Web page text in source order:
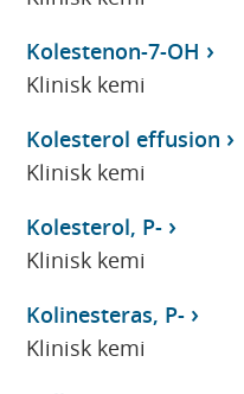
Kolestenon-7-OH
Klinisk kemi
Kolesterol effusion
Klinisk kemi
Kolesterol, P-
Klinisk kemi
Kolinesteras, P-
Klinisk kemi